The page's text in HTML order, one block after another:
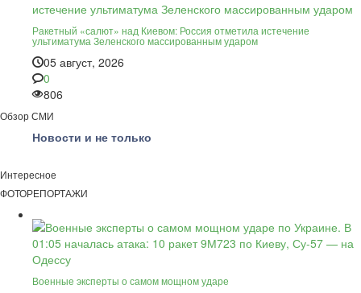
Ракетный «салют» над Киевом: Россия отметила истечение
ультиматума Зеленского массированным ударом
05 август, 2026
0
806
Обзор СМИ
Новости и не только
Интересное
ФОТОРЕПОРТАЖИ
Военные эксперты о самом мощном ударе